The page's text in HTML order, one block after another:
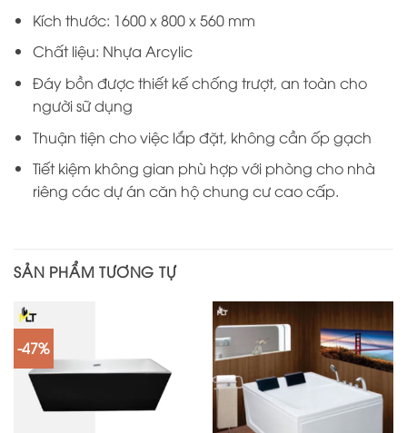
Kích thước: 1600 x 800 x 560 mm
Chất liệu: Nhựa Arcylic
Đáy bồn được thiết kế chống trượt, an toàn cho
người sữ dụng
Thuận tiện cho việc lắp đặt, không cần ốp gạch
Tiết kiệm không gian phù hợp với phòng cho nhà
riêng các dự án căn hộ chung cư cao cấp.
SẢN PHẨM TƯƠNG TỰ
-47%